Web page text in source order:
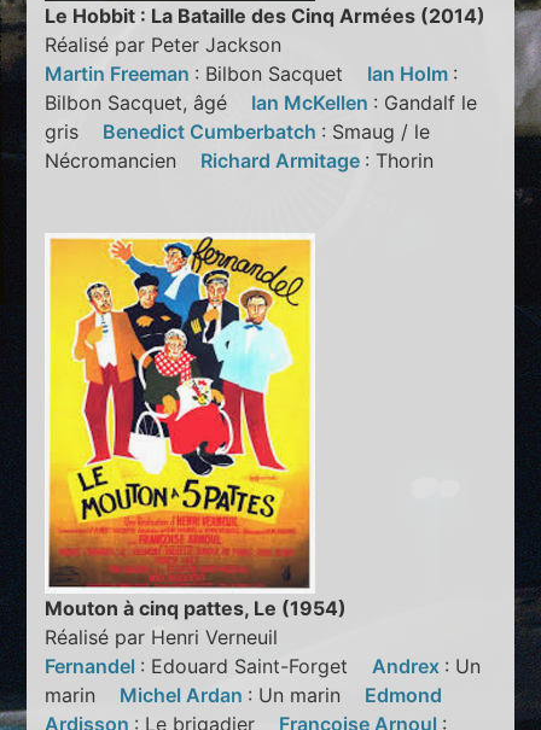
Le Hobbit : La Bataille des Cinq Armées (2014)
Réalisé par Peter Jackson
Martin Freeman : Bilbon Sacquet Ian Holm :
Bilbon Sacquet, âgé Ian McKellen : Gandalf le
gris Benedict Cumberbatch : Smaug / le
Nécromancien Richard Armitage : Thorin
Mouton à cinq pattes, Le (1954)
Réalisé par Henri Verneuil
Fernandel : Edouard Saint-Forget Andrex : Un
marin Michel Ardan : Un marin Edmond
Ardisson : Le brigadier Françoise Arnoul :